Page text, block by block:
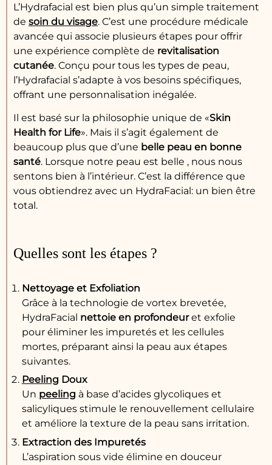
L’Hydrafacial est bien plus qu’un simple traitement
de soin du visage. C’est une procédure médicale
avancée qui associe plusieurs étapes pour offrir
une expérience complète de revitalisation
cutanée. Conçu pour tous les types de peau,
l’Hydrafacial s’adapte à vos besoins spécifiques,
offrant une personnalisation inégalée.
Il est basé sur la philosophie unique de «Skin
Health for Life». Mais il s’agit également de
beaucoup plus que d’une belle peau en bonne
santé. Lorsque notre peau est belle , nous nous
sentons bien à l’intérieur. C’est la différence que
vous obtiendrez avec un HydraFacial: un bien être
total.
Quelles sont les étapes ?
Nettoyage et Exfoliation
Grâce à la technologie de vortex brevetée,
HydraFacial nettoie en profondeuret exfolie
pour éliminer les impuretés et les cellules
mortes, préparant ainsi la peau aux étapes
suivantes.
Peeling Doux
Un peeling à base d’acides glycoliques et
salicyliques stimule le renouvellement cellulaire
et améliore la texture de la peau sans irritation.
Extraction des Impuretés
L’aspiration sous vide élimine en douceur